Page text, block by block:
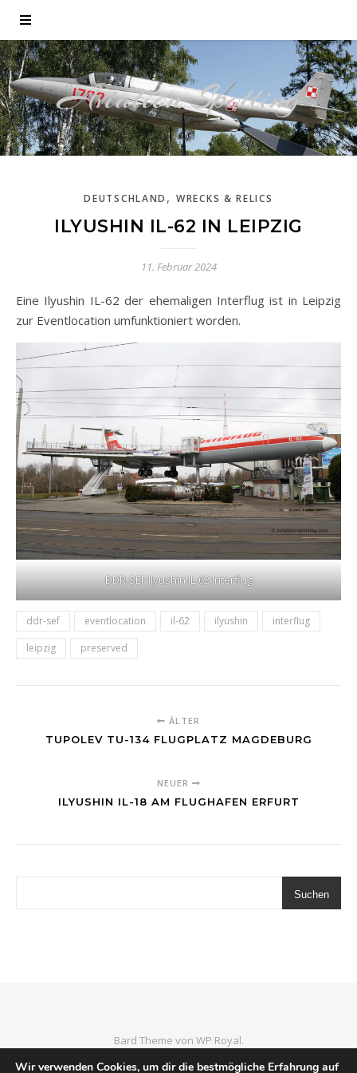
Aviation Spotting
DEUTSCHLAND ,WRECKS & RELICS
ILYUSHIN IL-62 IN LEIPZIG
11. Februar 2024
Eine Ilyushin IL-62 der ehemaligen Interflug ist in Leipzig
zur Eventlocation umfunktioniert worden.
DDR-SEF Ilyushin IL-62 Interflug
ddr-sef eventlocation il-62 ilyushin
interflug
leipzig
preserved
ÄLTER
TUPOLEV TU-134 FLUGPLATZ MAGDEBURG
NEUER
ILYUSHIN IL-18 AM FLUGHAFEN ERFURT
Suchen
Bard Theme von WP Royal.
Home
Luftfahrtmuseen Wrecks & Relics Imprint
Wir verwenden Cookies, um dir die bestmögliche Erfahrung auf